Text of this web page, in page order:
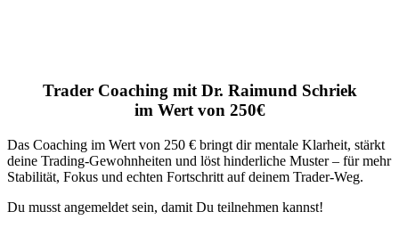
Trader Coaching mit Dr. Raimund Schriek
im Wert von 250€
Das Coaching im Wert von 250 € bringt dir mentale Klarheit, stärkt
deine Trading-Gewohnheiten und löst hinderliche Muster – für mehr
Stabilität, Fokus und echten Fortschritt auf deinem Trader-Weg.
Du musst angemeldet sein, damit Du teilnehmen kannst!